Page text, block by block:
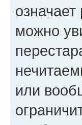
можно
или